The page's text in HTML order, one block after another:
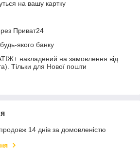
на вашу картку
Приват24
якого банку
накладений на замовлення від
Тільки для Нової пошти
14 днів за домовленістю